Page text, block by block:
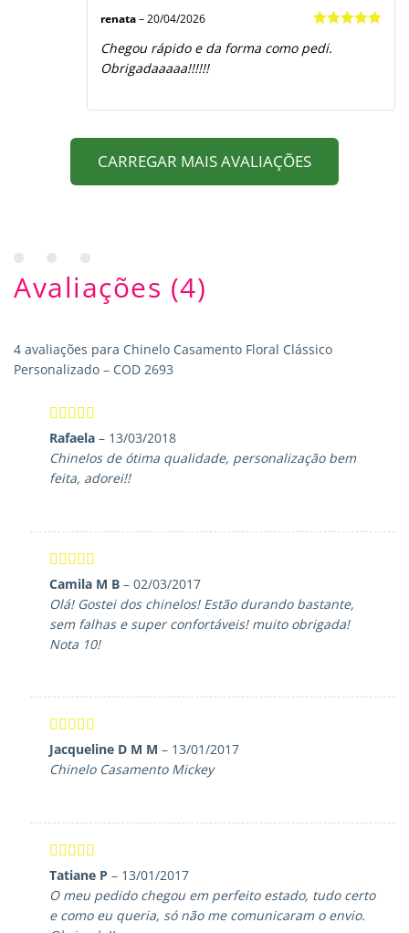
de 5
renata – 20/04/2026
Chegou rápido e da forma como pedi.
Obrigadaaaaa!!!!!!
CARREGAR MAIS AVALIAÇÕES
Avaliações (4)
4 avaliações para Chinelo Casamento Floral Clássico
Personalizado – COD 2693
Avaliação5
de 5
Rafaela– 13/03/2018
Chinelos de ótima qualidade, personalização bem
feita, adorei!!
Avaliação 5
de 5
Camila M B– 02/03/2017
Olá! Gostei dos chinelos! Estão durando bastante,
sem falhas e super confortáveis! muito obrigada!
Nota 10!
Avaliação5
de 5
Jacqueline D M M– 13/01/2017
Chinelo Casamento Mickey
Avaliação
Tatiane P– 13/01/2017
O meu pedido chegou em perfeito estado, tudo certo
e como eu queria, só não me comunicaram o envio.